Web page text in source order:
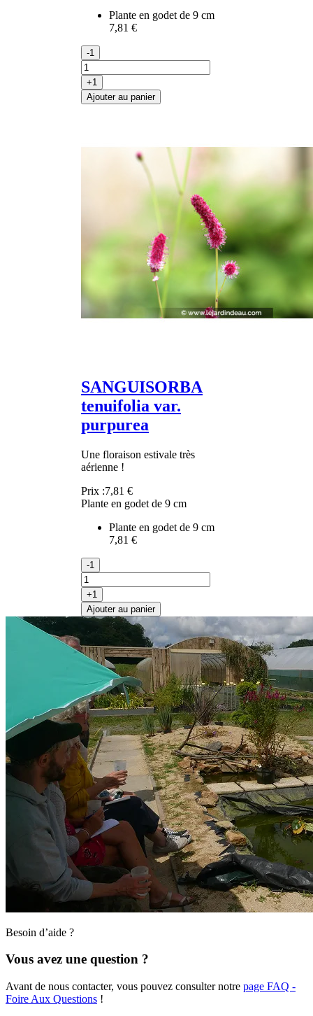
Plante en godet de 9 cm
7,81 €
-1
+1
Ajouter au panier
SANGUISORBA
tenuifolia var.
purpurea
Une floraison estivale très
aérienne !
Prix :7,81 €
Plante en godet de 9 cm
Plante en godet de 9 cm
7,81 €
-1
+1
Ajouter au panier
Besoin d’aide ?
Vous avez une question ?
Avant de nous contacter, vous pouvez consulter notre page FAQ -
Foire Aux Questions !